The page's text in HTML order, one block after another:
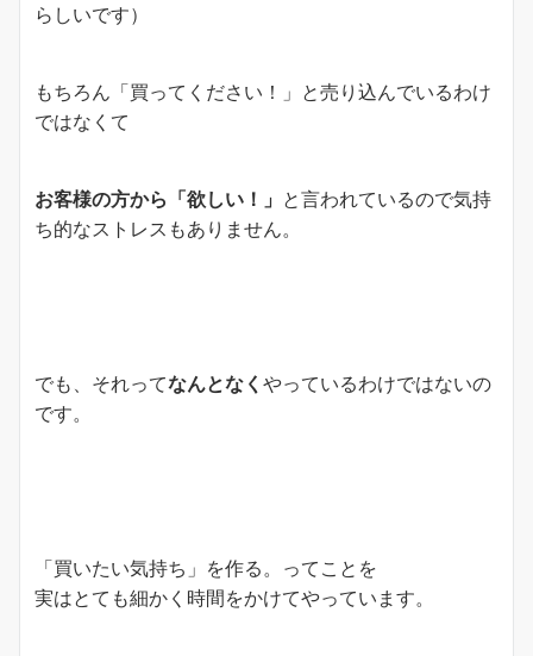
らしいです）
もちろん「買ってください！」と売り込んでいるわけ
ではなくて
お客様の方から「欲しい！」 と言われているので気持
ち的なストレスもありません。
でも、それってなんとなく やっているわけではないの
です。
「買いたい気持ち」を作る。ってことを
実はとても細かく時間をかけてやっています。